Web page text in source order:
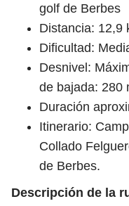
golf de Berbes
Distancia: 12,9
Dificultad:
Desnivel:
de bajada: 280
Duración
Itinerario:
Collado
de Berbes.
Descripción de la